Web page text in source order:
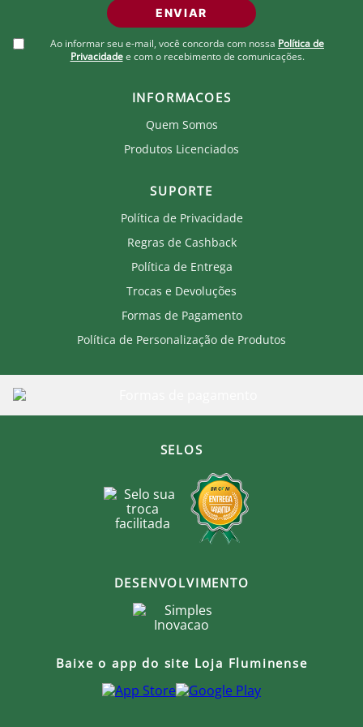
ENVIAR
Ao informar seu e-mail, você concorda com nossa Política de
Privacidade e com o recebimento de comunicações.
INFORMACOES
Quem Somos
Produtos Licenciados
SUPORTE
Política de Privacidade
Regras de Cashback
Política de Entrega
Trocas e Devoluções
Formas de Pagamento
Política de Personalização de Produtos
SELOS
DESENVOLVIMENTO
Baixe o app do site Loja Fluminense